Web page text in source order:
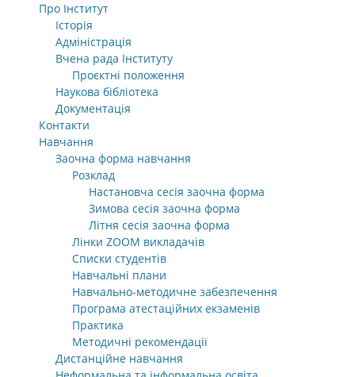
Про Інститут
Історія
Адміністрація
Вчена рада Інституту
Проєктні положення
Наукова бібліотека
Документація
Контакти
Навчання
Заочна форма навчання
Розклад
Настановча сесія заочна форма
Зимова сесія заочна форма
Літня сесія заочна форма
Лінки ZOOM викладачів
Списки студентів
Навчальні плани
Навчально-методичне забезпечення
Програма атестаційних екзаменів
Практика
Методичні рекомендації
Дистанційне навчання